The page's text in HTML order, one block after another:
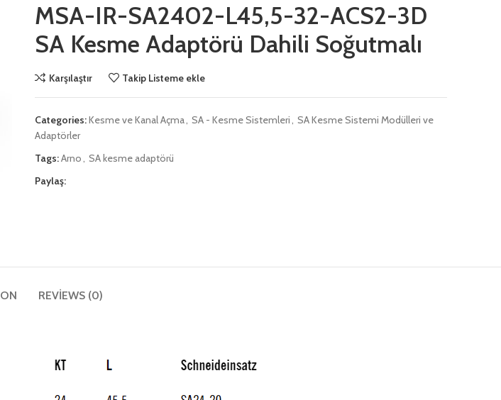
MSA-IR-SA2402-L45,5-32-ACS2-3D
SA Kesme Adaptörü Dahili Soğutmalı
Karşılaştır Takip Listeme ekle
Categories:Kesme ve Kanal Açma, SA - Kesme Sistemleri, SA Kesme Sistemi Modülleri ve
Adaptörler
Tags:Arno, SA kesme adaptörü
Paylaş:
REVIEWS (0)